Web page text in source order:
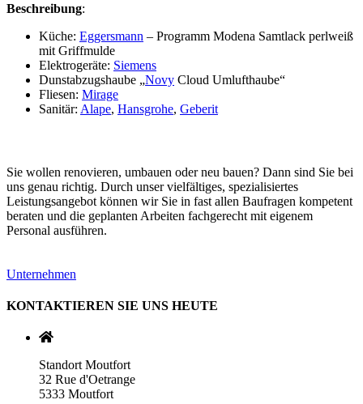
Beschreibung:
Küche: Eggersmann – Programm Modena Samtlack perlweiß
mit Griffmulde
Elektrogeräte: Siemens
Dunstabzugshaube „Novy Cloud Umlufthaube“
Fliesen: Mirage
Sanitär: Alape, Hansgrohe, Geberit
Sie wollen renovieren, umbauen oder neu bauen? Dann sind Sie bei
uns genau richtig. Durch unser vielfältiges, spezialisiertes
Leistungsangebot können wir Sie in fast allen Baufragen kompetent
beraten und die geplanten Arbeiten fachgerecht mit eigenem
Personal ausführen.
Unternehmen
KONTAKTIEREN SIE UNS HEUTE
Standort Moutfort
32 Rue d'Oetrange
5333 Moutfort